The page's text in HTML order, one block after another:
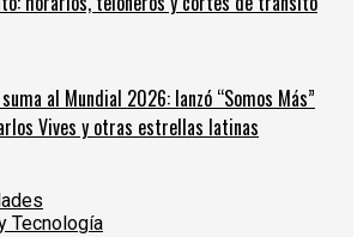
al Mundial 2026: lanzó “Somos Más”
Vives y otras estrellas latinas
Tecnología